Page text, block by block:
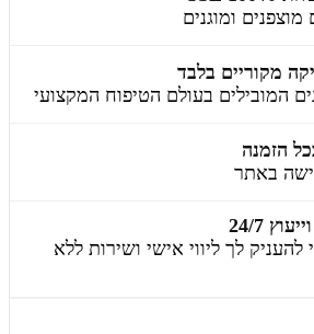
ומוגנים
מקוריים בלבד
המובילים בעולם הטיפוח המקצועי
באתר
24/7
להעניק לך ליווי אישי ושירות ללא